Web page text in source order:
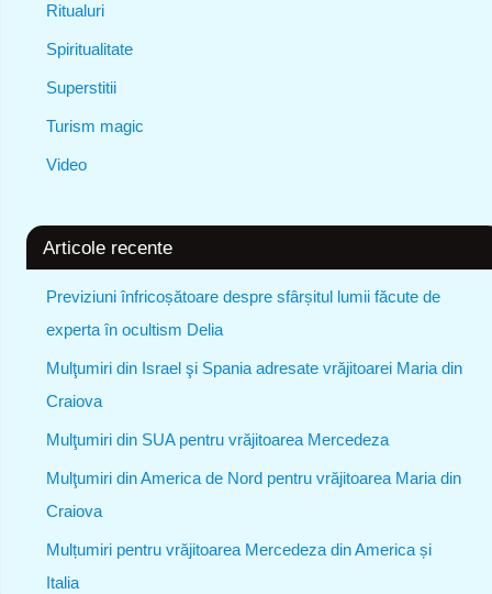
Ritualuri
Spiritualitate
Superstitii
Turism magic
Video
Articole recente
Previziuni înfricoșătoare despre sfârșitul lumii făcute de
experta în ocultism Delia
Mulţumiri din Israel şi Spania adresate vrăjitoarei Maria din
Craiova
Mulţumiri din SUA pentru vrăjitoarea Mercedeza
Mulţumiri din America de Nord pentru vrăjitoarea Maria din
Craiova
Mulțumiri pentru vrăjitoarea Mercedeza din America și
Italia